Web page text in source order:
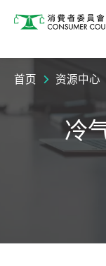
消费者委员会
首页 资源中心
冷